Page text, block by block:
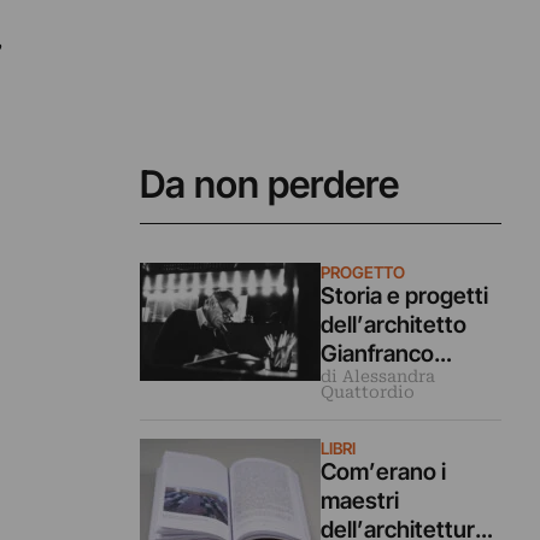
Da non perdere
PROGETTO
Storia e progetti
dell’architetto
Gianfranco
Frattini a 100 anni
di Alessandra
Quattordio
LIBRI
Com’erano i
maestri
dell’architettura